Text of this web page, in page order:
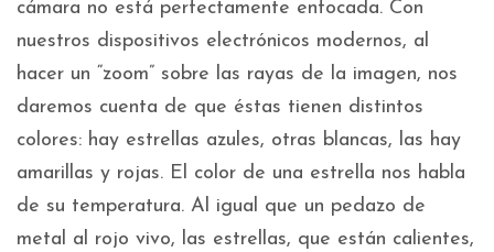
cámara no está perfectamente enfocada. Con
nuestros dispositivos electrónicos modernos, al
hacer un “zoom” sobre las rayas de la imagen, nos
daremos cuenta de que éstas tienen distintos
colores: hay estrellas azules, otras blancas, las hay
amarillas y rojas. El color de una estrella nos habla
de su temperatura. Al igual que un pedazo de
metal al rojo vivo, las estrellas, que están calientes,